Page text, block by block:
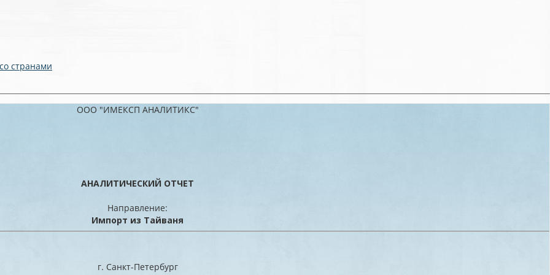
странами
ООО "ИМЕКСП АНАЛИТИКС"
АНАЛИТИЧЕСКИЙ ОТЧЕТ
Направление:
Импорт из Тайваня
г. Санкт-Петербург